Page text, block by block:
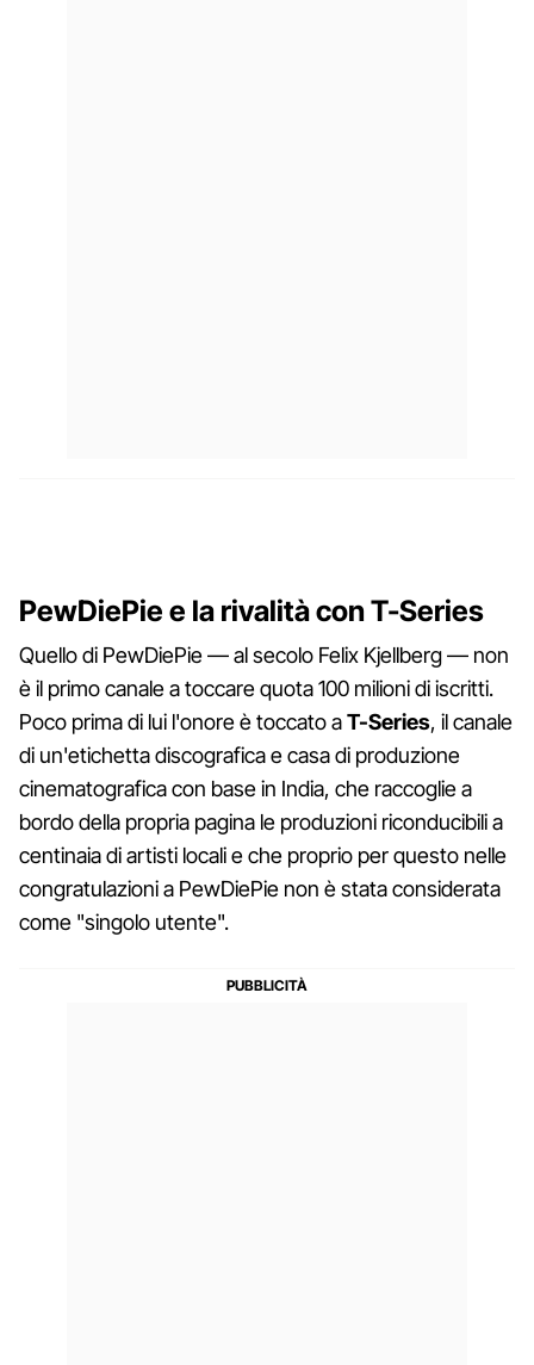
PewDiePie e la rivalità con T-Series
Quello di PewDiePie — al secolo Felix Kjellberg — non
è il primo canale a toccare quota 100 milioni di iscritti.
Poco prima di lui l'onore è toccato aT-Series, il canale
di un'etichetta discografica e casa di produzione
cinematografica con base in India, che raccoglie a
bordo della propria pagina le produzioni riconducibili a
centinaia di artisti locali e che proprio per questo nelle
congratulazioni a PewDiePie non è stata considerata
come "singolo utente".